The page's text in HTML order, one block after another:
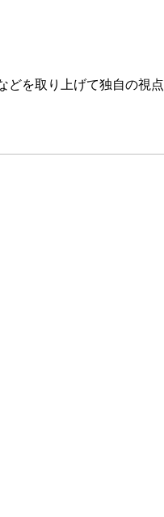
どを取り上げて独自の視点